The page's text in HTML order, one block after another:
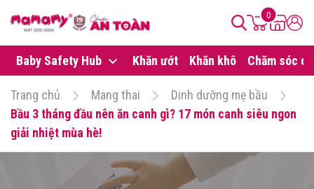
0
Baby Safety Hub Khăn ướt Khăn khô Chăm sóc da
Trang chủ Mang thai
Dinh dưỡng mẹ bầu
Bầu 3 tháng đầu nên ăn canh gì? 17 món canh siêu ngon
giải nhiệt mùa hè!